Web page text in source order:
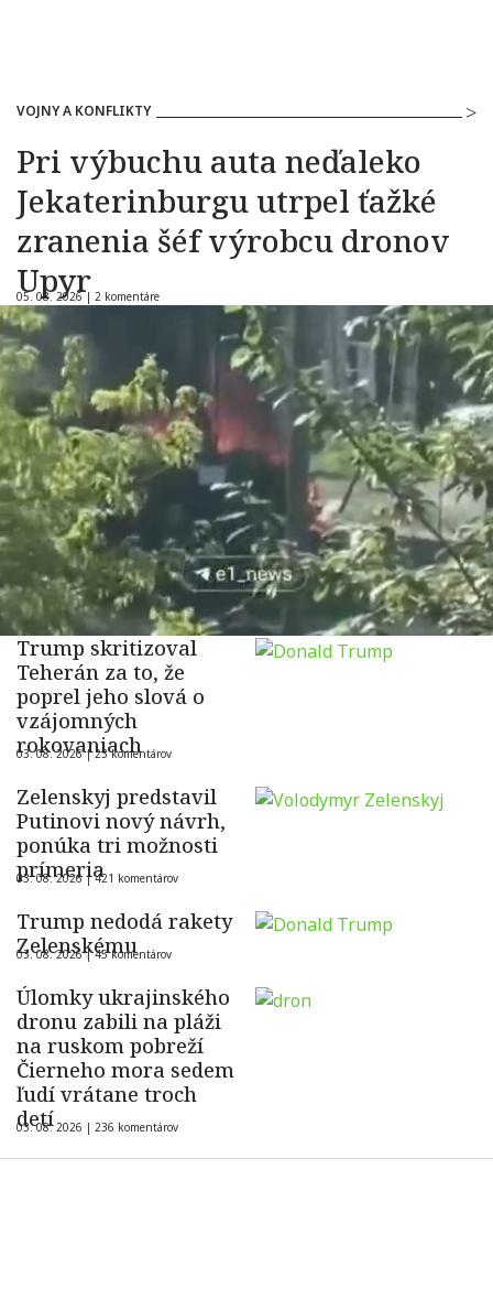
VOJNY A KONFLIKTY
Pri výbuchu auta neďaleko
Jekaterinburgu utrpel ťažké
zranenia šéf výrobcu dronov
Upyr
05. 08. 2026 | 2 komentáre
Trump skritizoval
Teherán za to, že
poprel jeho slová o
vzájomných
rokovaniach
03. 08. 2026 |23 komentárov
Zelenskyj predstavil
Putinovi nový návrh,
ponúka tri možnosti
prímeria
03. 08. 2026 |421 komentárov
Trump nedodá rakety
Zelenskému
03. 08. 2026 |45 komentárov
Úlomky ukrajinského
dronu zabili na pláži
na ruskom pobreží
Čierneho mora sedem
ľudí vrátane troch
detí
03. 08. 2026 | 236 komentárov